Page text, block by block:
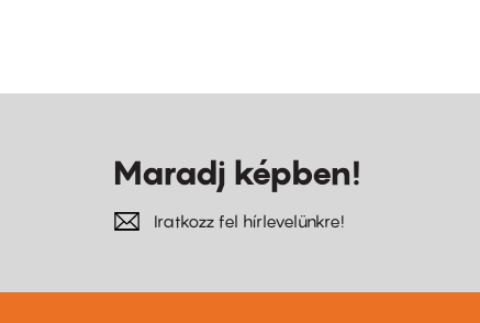
Maradj képben!
Iratkozz fel hírlevelünkre!